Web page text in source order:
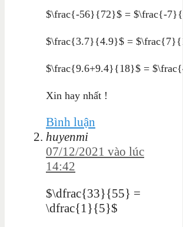
$\frac{-56}{72}$ = $\frac{-
$\frac{3.7}{4.9}$ =
$\frac{9.6+9.4}{18}$ =
Xin hay nhất !
Bình luận
huyenmi
07/12/2021 vào lúc
14:42
$\dfrac{33}{55} =
\dfrac{1}{5}$